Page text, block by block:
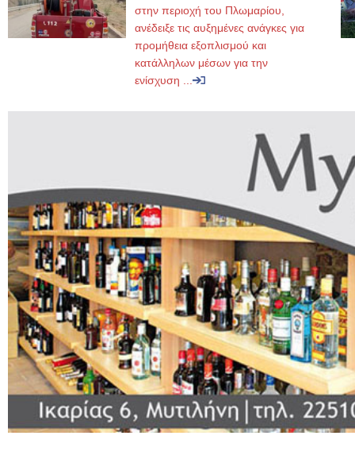
στην περιοχή του Πλωμαρίου,
ανέδειξε τις αυξημένες ανάγκες για
προμήθεια εξοπλισμού και
κατάλληλων μέσων για την
ενίσχυση ...